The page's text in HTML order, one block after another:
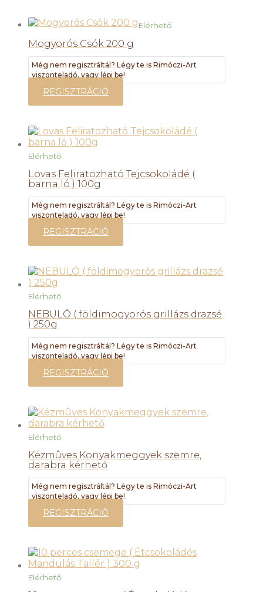
Elérhető
Mogyorós Csók 200 g
Még nem regisztráltál? Légy te is Rimóczi-Art
viszonteladó, vagy lépj be!
REGISZTRÁCIÓ
Elérhető
Lovas Feliratozható Tejcsokoládé (
barna ló ) 100g
Még nem regisztráltál? Légy te is Rimóczi-Art
viszonteladó, vagy lépj be!
REGISZTRÁCIÓ
Elérhető
NEBULÓ ( földimogyorós grillázs drazsé
) 250g
Még nem regisztráltál? Légy te is Rimóczi-Art
viszonteladó, vagy lépj be!
REGISZTRÁCIÓ
Elérhető
Kézmûves Konyakmeggyek szemre,
darabra kérhető
Még nem regisztráltál? Légy te is Rimóczi-Art
viszonteladó, vagy lépj be!
REGISZTRÁCIÓ
Elérhető